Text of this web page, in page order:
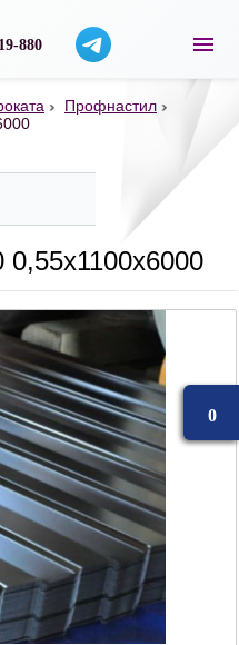
материалы со склада в
880
Профнастил
0